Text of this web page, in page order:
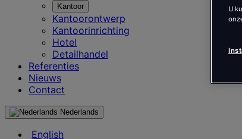
Kantoor
Kantoorontwerp
Kantoorinrichting
Hotel
Detailhandel
Referenties
Nieuws
Contact
Nederlands
English
U